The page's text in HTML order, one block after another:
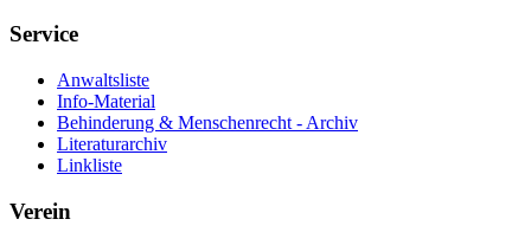
Service
Anwaltsliste
Info-Material
Behinderung & Menschenrecht - Archiv
Literaturarchiv
Linkliste
Verein